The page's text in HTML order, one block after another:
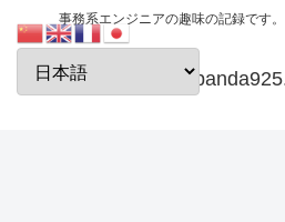
事務系エンジニアの趣味の記録です